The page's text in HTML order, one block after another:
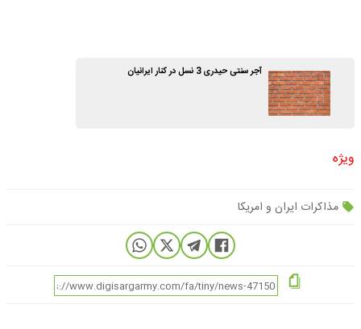
آجر سنتی حیدری 3 نسل در کنار ایرانیان
ویژه
مذاکرات ایران و امریکا